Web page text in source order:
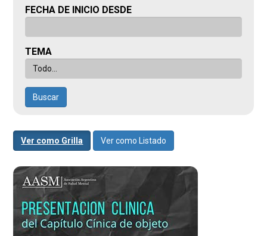
FECHA DE INICIO DESDE
TEMA
Buscar
Ver como Grilla Ver como Listado